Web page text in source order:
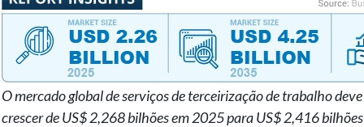
O mercado global de serviços de terceirização de trabalhodeve
crescer de US$ 2,268 bilhões em 2025 para US$ 2,416 bilhões